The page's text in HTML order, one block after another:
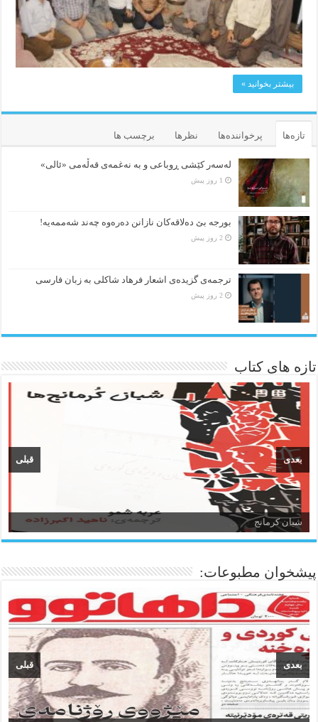
بیشتر بخوانید »
تازه‌ها پرخواننده‌ها نظرها برچسب ها
لەسەر کێشی ڕوباعی و به نەغمەی قەڵەمی «ئالی»
1 روز پیش
بورجە بێ دەلاقەکان نازانن دەرەوە چەند شەممەیە!
2 روز پیش
ترجمه‌ی گزیده‌‌ی اشعار فرهاد شاکلی به زبان فارسی
2 روز پیش
تازه های کتاب
زبان و ادبیات کردی
قبلی بعدی
پیشخوان مطبوعات:
قبلی بعدی